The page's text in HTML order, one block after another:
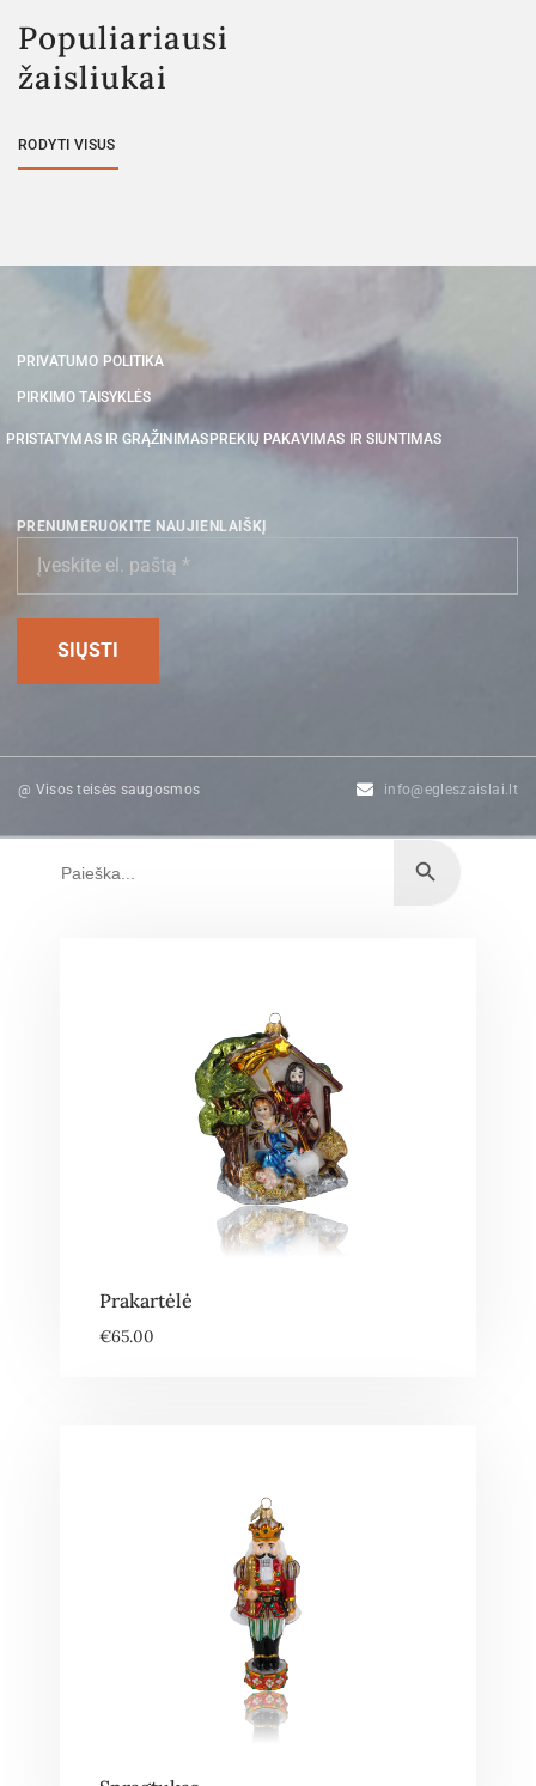
Populiariausi
žaisliukai
RODYTI VISUS
PRIVATUMO POLITIKA
PIRKIMO TAISYKLĖS
PRISTATYMAS IR GRĄŽINIMAS PREKIŲ PAKAVIMAS IR SIUNTIMAS
PRENUMERUOKITE NAUJIENLAIŠKĮ
@ Visos teisės saugosmos info@egleszaislai.lt
Prakartėlė
€65.00